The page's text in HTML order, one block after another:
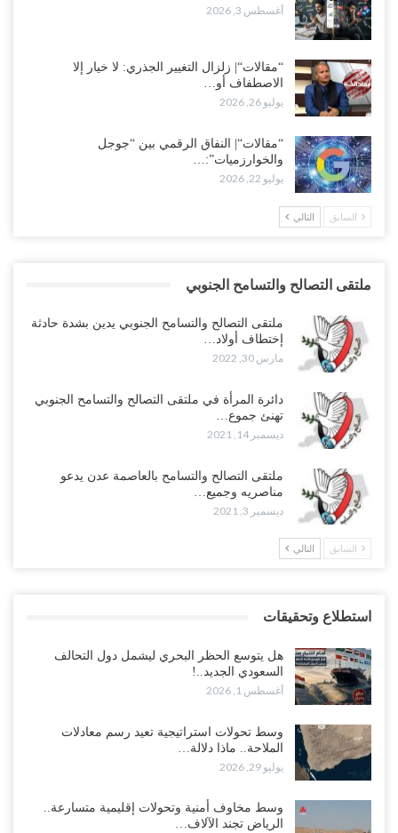
أغسطس 3, 2026
“مقالات“| زلزال التغيير الجذري: لا خيار إلا
الاصطفاف أو…
يوليو 26, 2026
“مقالات“| النفاق الرقمي بين “جوجل
والخوارزميات”:…
يوليو 22, 2026
السابق التالي
ملتقى التصالح والتسامح الجنوبي
ملتقى التصالح والتسامح الجنوبي يدين بشدة حادثة
إختطاف أولاد…
مارس 30, 2022
دائرة المرأة في ملتقى التصالح والتسامح الجنوبي
تهنئ جموع…
ديسمبر 14, 2021
ملتقى التصالح والتسامح بالعاصمة عدن يدعو
مناصريه وجميع…
ديسمبر 3, 2021
السابق التالي
استطلاع وتحقيقات
هل يتوسع الحظر البحري ليشمل دول التحالف
السعودي الجديد..!
أغسطس 1, 2026
وسط تحولات استراتيجية تعيد رسم معادلات
الملاحة.. ماذا دلالة…
يوليو 29, 2026
وسط مخاوف أمنية وتحولات إقليمية متسارعة..
الرياض تجند الآلاف…